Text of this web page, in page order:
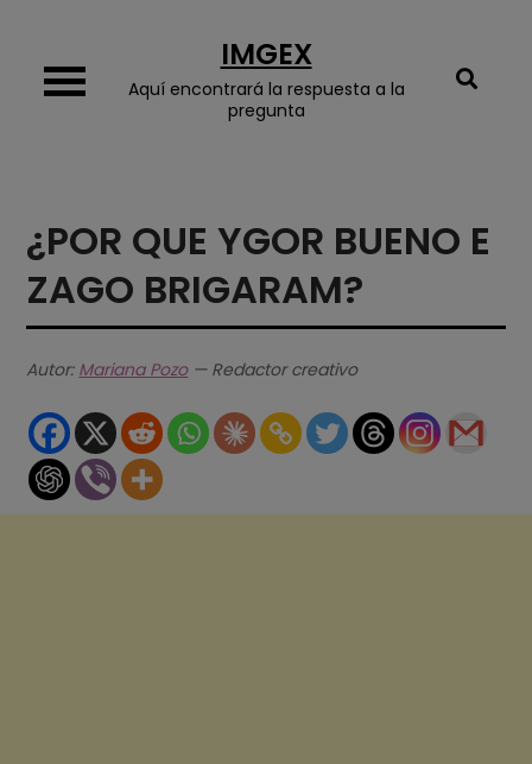
content
IMGEX
Aquí encontrará la respuesta a la
pregunta
¿POR QUE YGOR BUENO E
ZAGO BRIGARAM?
Autor: Mariana Pozo— Redactor creativo